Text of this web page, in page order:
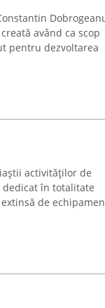
având ca scop
pentru dezvoltarea
activităților de
dedicat în totalitate
de